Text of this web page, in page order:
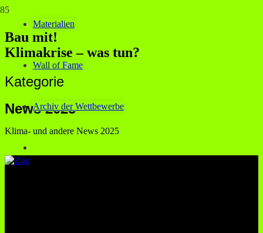
Materialien
Wall of Fame
Archiv der Wettbewerbe
Bau mit!
Klimakrise – was tun?
Kategorie
News 2025
Klima- und andere News 2025